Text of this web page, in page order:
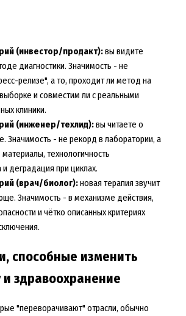
(инвестор/продакт):вы видите
диагностики. Значимость - не
релизе", а то, проходит ли метод на
и совместим ли с реальными
клиники.
(инженер/техлид):вы читаете о
Значимость - не рекорд в лаборатории, а
материалы, технологичность
деградация при циклах.
(врач/биолог):новая терапия звучит
Значимость - в механизме действия,
и чётко описанных критериях
способные изменить
здравоохранение
"переворачивают" отрасли, обычно